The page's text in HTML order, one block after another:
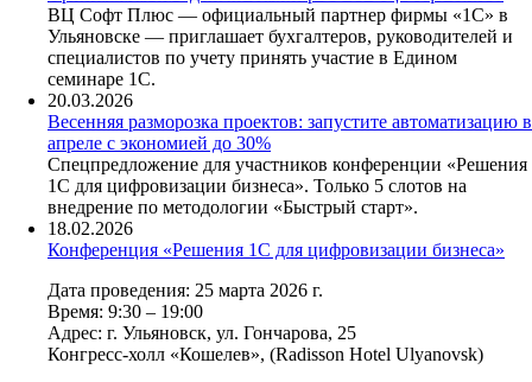
ВЦ Софт Плюс — официальный партнер фирмы «1С» в
Ульяновске — приглашает бухгалтеров, руководителей и
специалистов по учету принять участие в Едином
семинаре 1С.
20.03.2026
Весенняя разморозка проектов: запустите автоматизацию в
апреле с экономией до 30%
Спецпредложение для участников конференции «Решения
1С для цифровизации бизнеса». Только 5 слотов на
внедрение по методологии «Быстрый старт».
18.02.2026
Конференция «Решения 1С для цифровизации бизнеса»
Дата проведения: 25 марта 2026 г.
Время: 9:30 – 19:00
Адрес: г. Ульяновск, ул. Гончарова, 25
Конгресс-холл «Кошелев», (Radisson Hotel Ulyanovsk)